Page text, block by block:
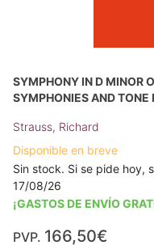
SYMPHONY IN D MINOR
SYMPHONIES AND TONE
Strauss, Richard
Disponible en breve
Sin stock. Si se pide hoy,
17/08/26
¡GASTOS DE ENVÍO
PVP. 166,50€